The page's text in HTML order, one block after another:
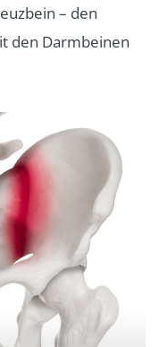
– den
den Darmbeinen